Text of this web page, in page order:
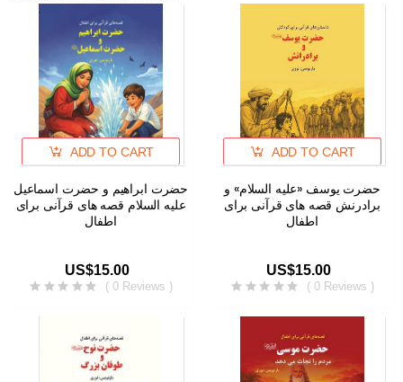
ADD TO CART
حضرت ابراهیم و حضرت اسماعیل
علیه السلام قصه های قرآنی برای
اطفال
US$15.00
( 0 Reviews )
ADD TO CART
حضرت یوسف «علیه السلام» و
برادرنش قصه های قرآنی برای
اطفال
US$15.00
( 0 Reviews )